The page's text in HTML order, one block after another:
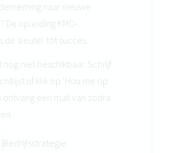
naar nieuwe
De opleiding KMO-
de sleutel tot succes.
nog niet beschikbaar. Schrijf
of klik op ‘Hou me op
ontvang een mail van zodra
Bedrijfsstrategie